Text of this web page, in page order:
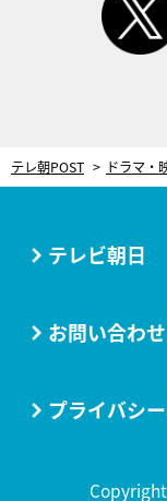
テレ朝POST ドラマ・
テレビ朝日
お問い合わせ
プライバシ